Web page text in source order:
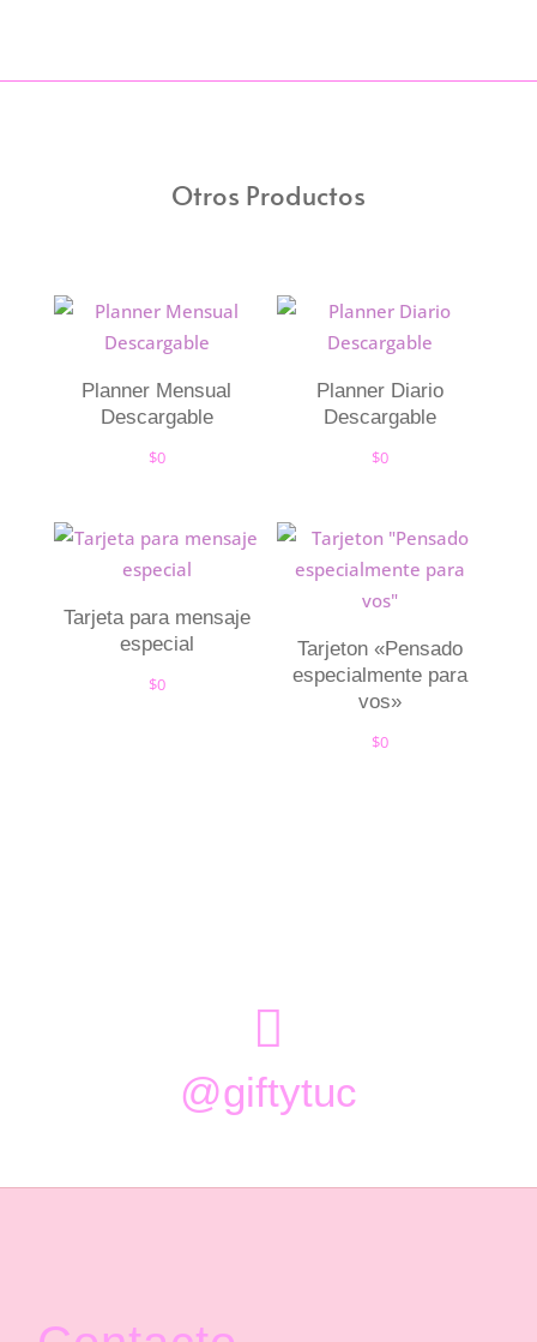
Otros Productos
Planner Mensual
Descargable
$0
Planner Diario
Descargable
$0
Tarjeta para mensaje
especial
$0
Tarjeton «Pensado
especialmente para
vos»
$0

@giftytuc